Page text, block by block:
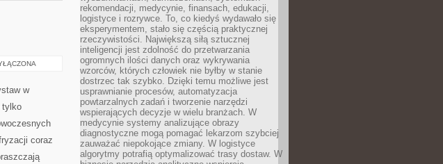
w
tylko
coraz
rekomendacji, medycynie, finansach, edukacji,
logistyce i rozrywce. To, co kiedyś wydawało się
eksperymentem, stało się częścią praktycznej
rzeczywistości. Największą siłą sztucznej
inteligencji jest zdolność do przetwarzania
ogromnych ilości danych oraz wykrywania
wzorców, których człowiek nie byłby w stanie
dostrzec tak szybko. Dzięki temu możliwe jest
usprawnianie procesów, automatyzacja
powtarzalnych zadań i tworzenie narzędzi
wspierających decyzje w wielu branżach. W
medycynie systemy analizujące obrazy
diagnostyczne mogą pomagać lekarzom szybciej
zauważać niepokojące zmiany. W logistyce
algorytmy potrafią optymalizować trasy dostaw. W